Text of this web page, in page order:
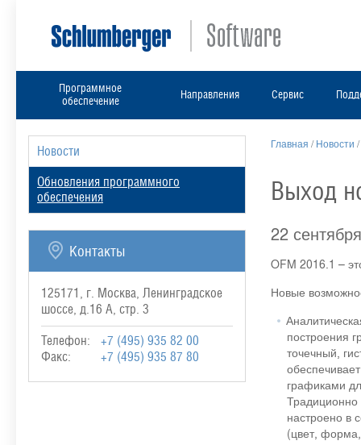
Программное
обеспечение
Направления Сервис
Новости
Обновления программного
обеспечения
Контакты
125171, г. Москва, Ленинградское
шоссе, д.16 А, стр. 3
Телефон:
+7 (495) 935 82 00
Факс:
+7 (495) 935 87 80
Главная /Новости /
Выход
22
OFM 2016.1 –
Новые
построения
точечный,
графиками
настроено в
(цвет,